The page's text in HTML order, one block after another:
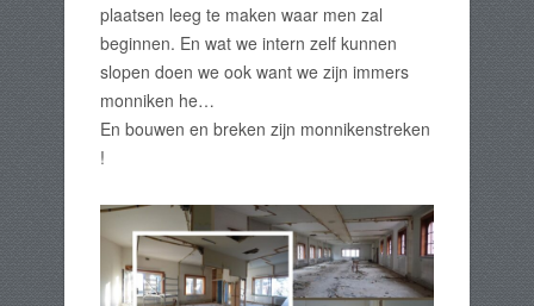
plaatsen leeg te maken waar men zal
beginnen. En wat we intern zelf kunnen
slopen doen we ook want we zijn immers
monniken he…
En bouwen en breken zijn monnikenstreken
!